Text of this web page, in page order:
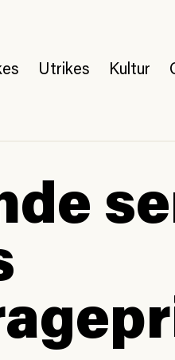
Utrikes Kultur